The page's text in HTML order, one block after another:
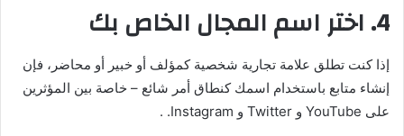
4. اختر اسم المجال الخاص بك
إذا كنت تطلق علامة تجارية شخصية كمؤلف أو خبير أو محاضر، فإن
إنشاء متابع باستخدام اسمك كنطاق أمر شائع – خاصة بين المؤثرين
على YouTube و Twitter و Instagram. .